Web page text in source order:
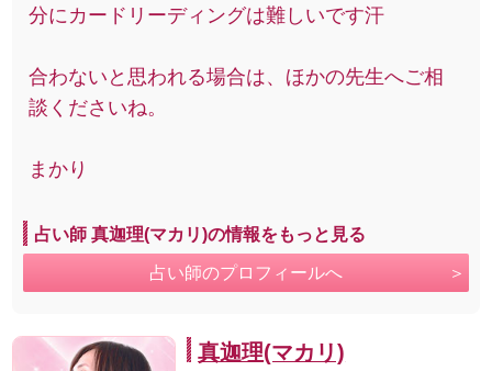
分にカードリーディングは難しいです汗
合わないと思われる場合は、ほかの先生へご相
談くださいね。
まかり
占い師 真迦理(マカリ)の情報をもっと見る
占い師のプロフィールへ
真迦理(マカリ)